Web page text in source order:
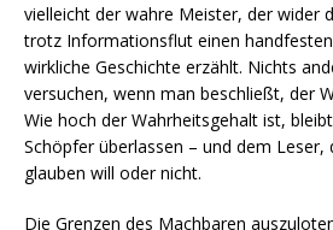
vielleicht der wahre Meister, der wider
trotz Informationsflut einen
wirkliche Geschichte erzählt. Nichts
versuchen, wenn man beschließt, der
Wie hoch der Wahrheitsgehalt ist,
Schöpfer überlassen – und dem
glauben will oder nicht.
Die Grenzen des Machbaren